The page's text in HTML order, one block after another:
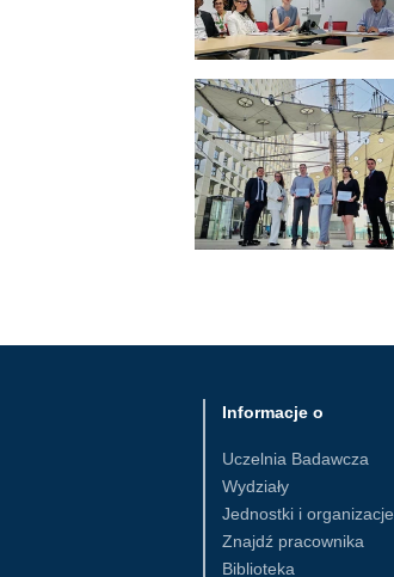
Informacje o
Uczelnia Badawcza
Wydziały
Jednostki i organizacje
Znajdź pracownika
Biblioteka